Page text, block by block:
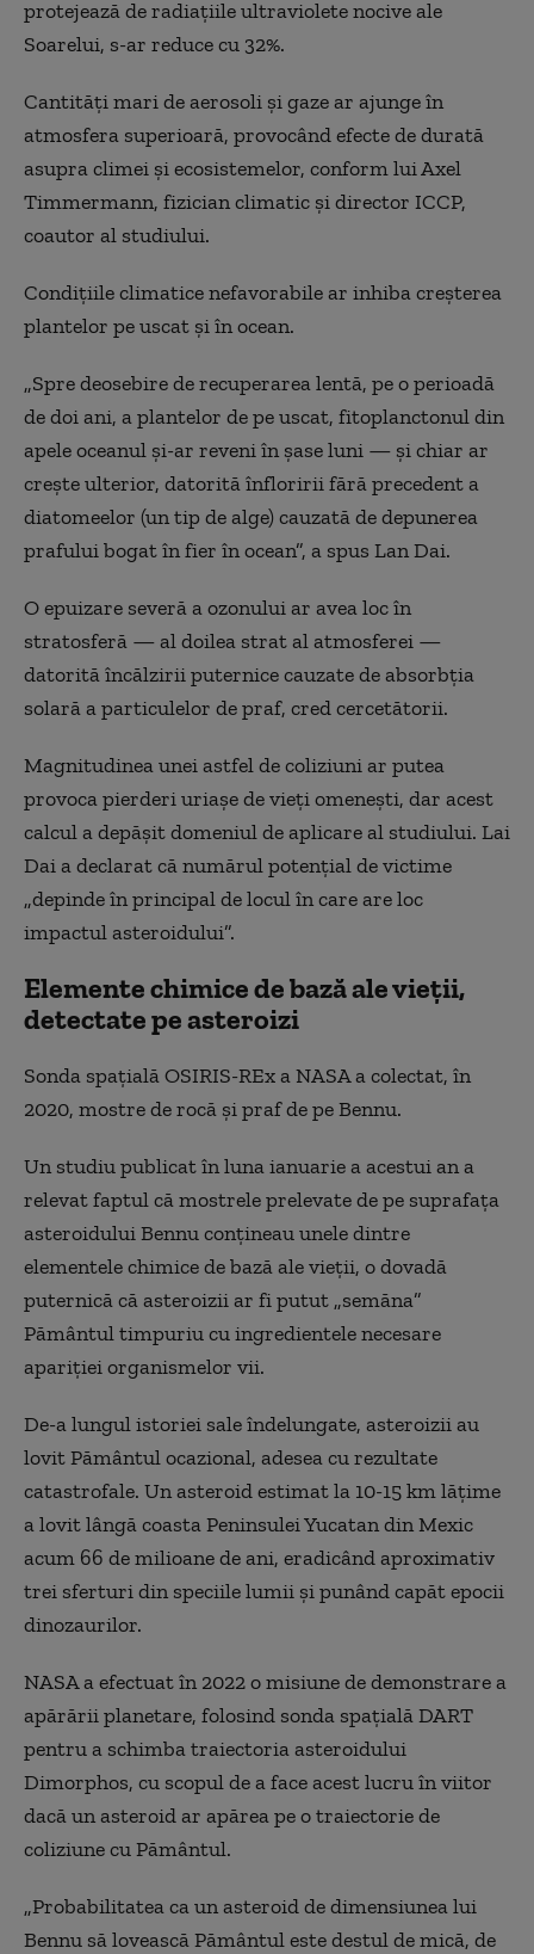
protejează de radiațiile ultraviolete nocive ale
Soarelui, s-ar reduce cu 32%.
Cantități mari de aerosoli și gaze ar ajunge în
atmosfera superioară, provocând efecte de durată
asupra climei și ecosistemelor, conform lui Axel
Timmermann, fizician climatic și director ICCP,
coautor al studiului.
Condițiile climatice nefavorabile ar inhiba creșterea
plantelor pe uscat și în ocean.
„Spre deosebire de recuperarea lentă, pe o perioadă
de doi ani, a plantelor de pe uscat, fitoplanctonul din
apele oceanul și-ar reveni în șase luni — și chiar ar
crește ulterior, datorită înfloririi fără precedent a
diatomeelor (un tip de alge) cauzată de depunerea
prafului bogat în fier în ocean”, a spus Lan Dai.
O epuizare severă a ozonului ar avea loc în
stratosferă — al doilea strat al atmosferei —
datorită încălzirii puternice cauzate de absorbția
solară a particulelor de praf, cred cercetătorii.
Magnitudinea unei astfel de coliziuni ar putea
provoca pierderi uriașe de vieți omenești, dar acest
calcul a depășit domeniul de aplicare al studiului. Lai
Dai a declarat că numărul potențial de victime
„depinde în principal de locul în care are loc
impactul asteroidului”.
Elemente chimice de bază ale vieții,
detectate pe asteroizi
Sonda spațială OSIRIS-REx a NASA a colectat, în
2020, mostre de rocă și praf de pe Bennu.
Un studiu publicat în luna ianuarie a acestui an a
relevat faptul că mostrele prelevate de pe suprafața
asteroidului Bennu conțineau unele dintre
elementele chimice de bază ale vieții, o dovadă
puternică că asteroizii ar fi putut „semăna”
Pământul timpuriu cu ingredientele necesare
apariției organismelor vii.
De-a lungul istoriei sale îndelungate, asteroizii au
lovit Pământul ocazional, adesea cu rezultate
catastrofale. Un asteroid estimat la 10-15 km lățime
a lovit lângă coasta Peninsulei Yucatan din Mexic
acum 66 de milioane de ani, eradicând aproximativ
trei sferturi din speciile lumii și punând capăt epocii
dinozaurilor.
NASA a efectuat în 2022 o misiune de demonstrare a
apărării planetare, folosind sonda spațială DART
pentru a schimba traiectoria asteroidului
Dimorphos, cu scopul de a face acest lucru în viitor
dacă un asteroid ar apărea pe o traiectorie de
coliziune cu Pământul.
„Probabilitatea ca un asteroid de dimensiunea lui
Bennu să lovească Pământul este destul de mică, de